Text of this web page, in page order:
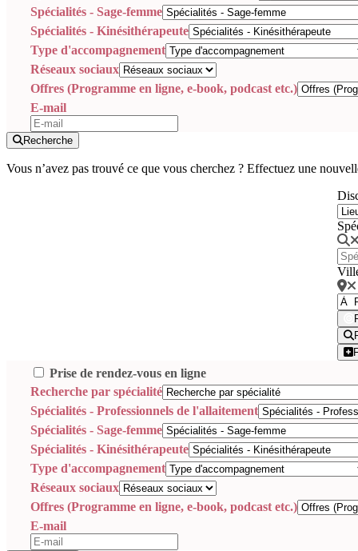
Spécialités - Sage-femme
Spécialités - Kinésithérapeute
Type d'accompagnement
Réseaux sociaux
Offres (Programme en ligne, e-book, podcast etc.)
E-mail
Recherche
Vous n’avez pas trouvé ce que vous cherchez ? Effectuez une
Prise de rendez-vous en ligne
Recherche par spécialité
Spécialités - Professionnels de l'allaitement
Spécialités - Sage-femme
Spécialités - Kinésithérapeute
Type d'accompagnement
Réseaux sociaux
Offres (Programme en ligne, e-book, podcast etc.)
E-mail